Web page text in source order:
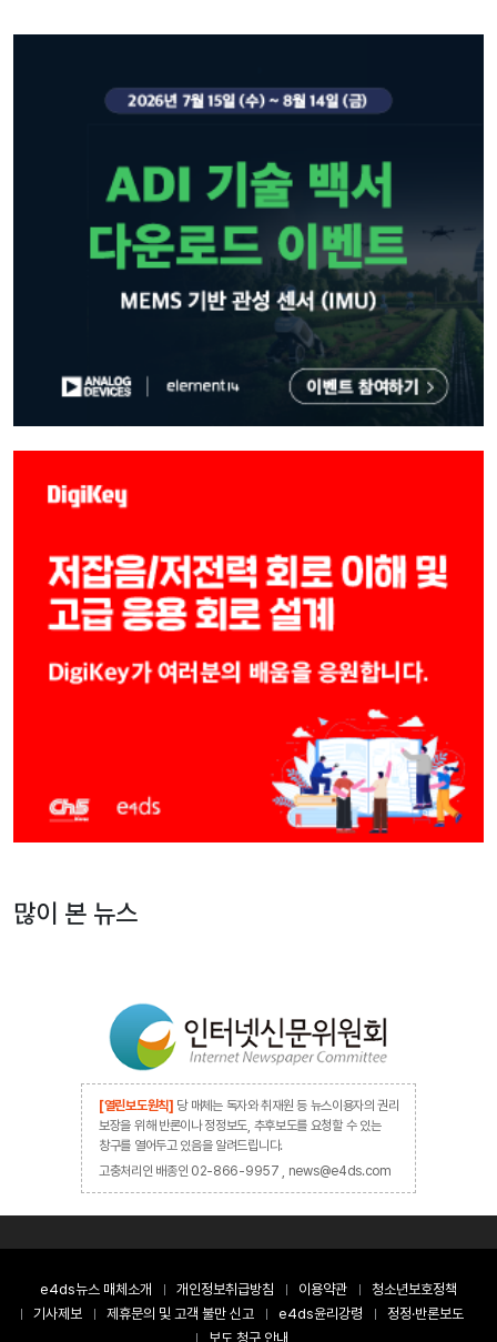
많이 본 뉴스
[열린보도원칙] 당 매체는 독자와 취재원 등 뉴스이용자의 권리
보장을 위해 반론이나 정정보도, 추후보도를 요청할 수 있는
창구를 열어두고 있음을 알려드립니다.
고충처리인 배종인 02-866-9957 , news@e4ds.com
e4ds뉴스 매체소개 개인정보취급방침 이용약관
청소년보호정책
기사제보
제휴문의 및 고객 불만 신고 e4ds윤리강령
정정·반론보도
보도 청구 안내